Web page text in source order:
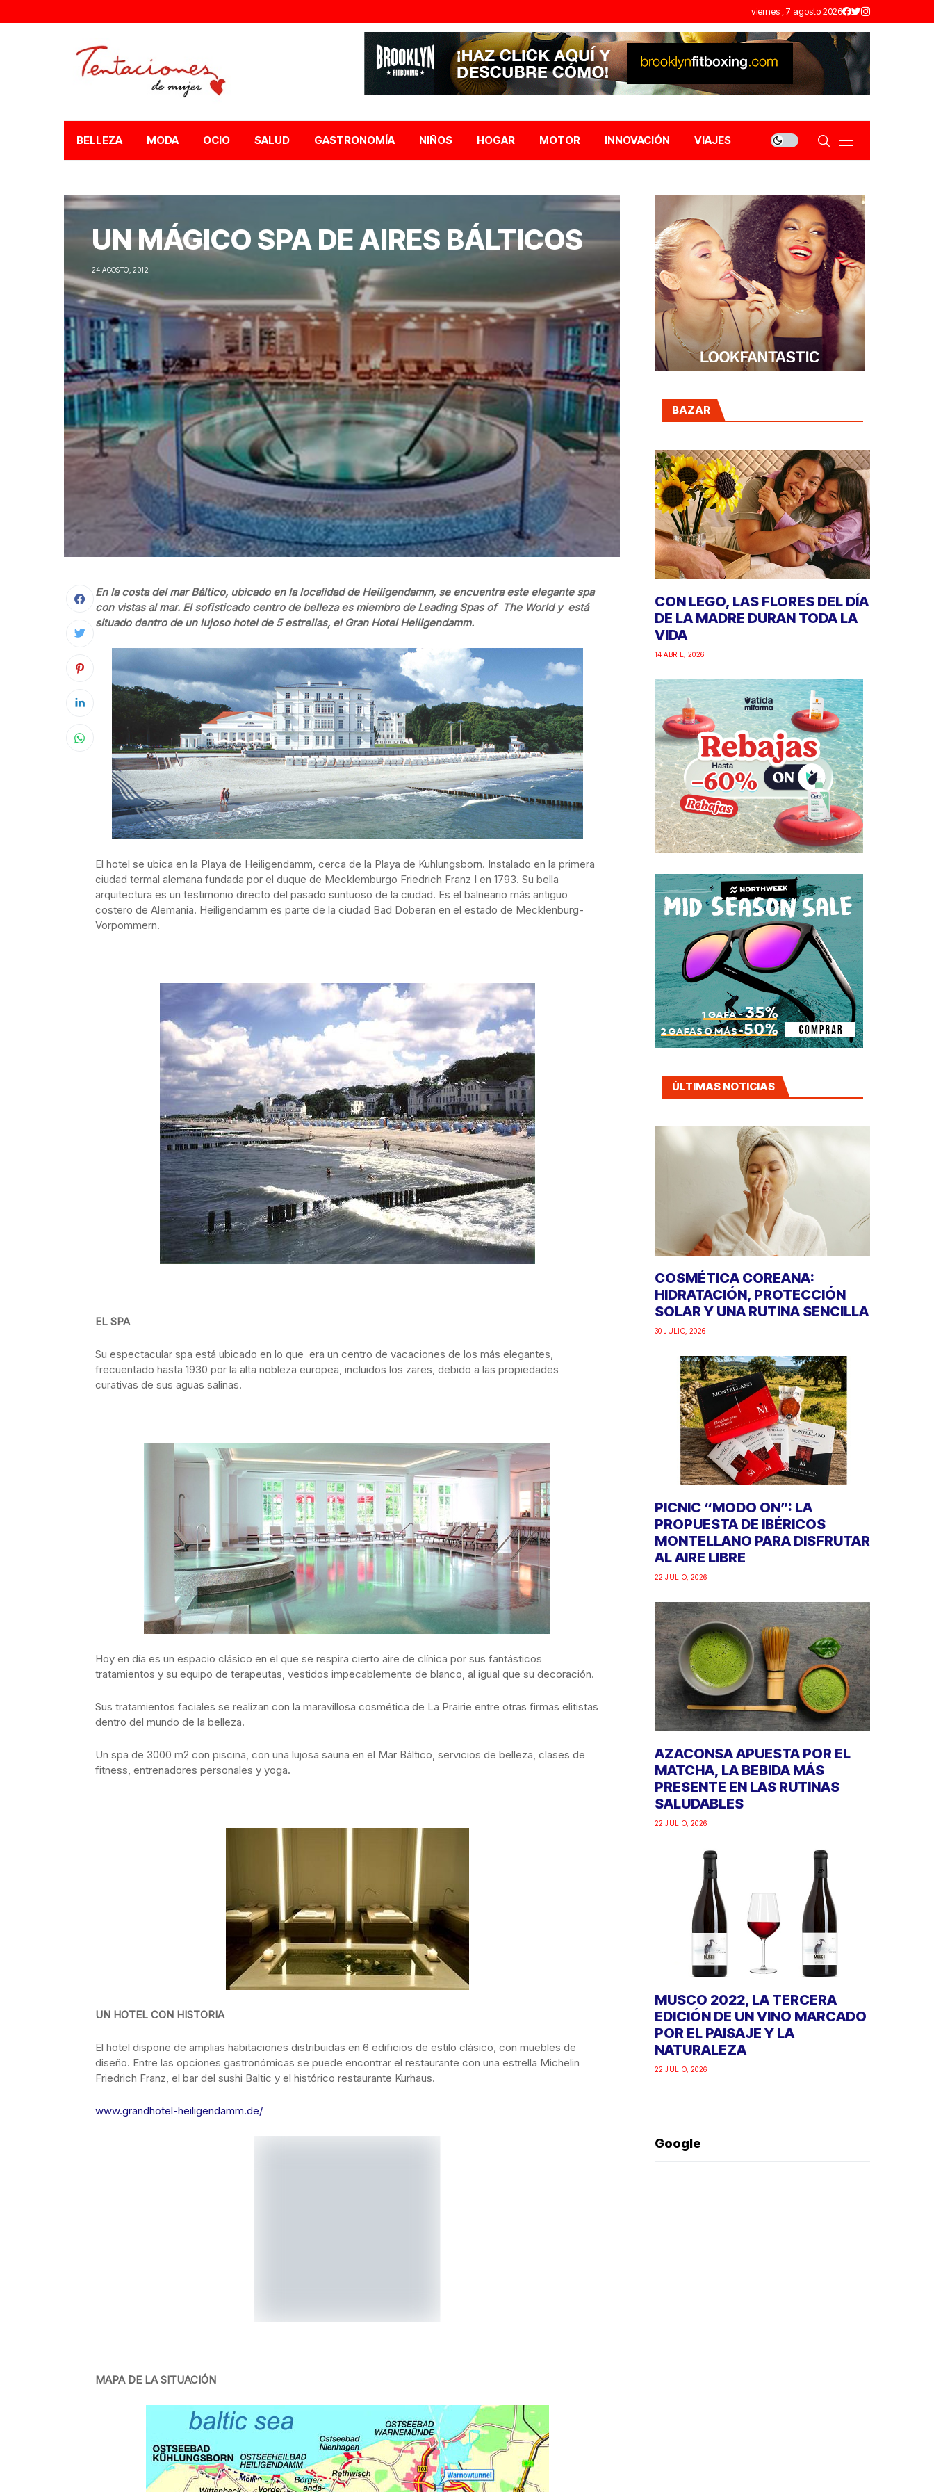
viernes , 7 agosto 2026
BELLEZA MODA OCIO SALUD GASTRONOMÍA NIÑOS HOGAR MOTOR INNOVACIÓN VIAJES
UN MÁGICO SPA DE AIRES BÁLTICOS
24 AGOSTO, 2012
En la costa del mar Báltico, ubicado en la localidad de Heiligendamm, se encuentra este elegante spa
con vistas al mar. El sofisticado centro de belleza es miembro de Leading Spas of The World y está
situado dentro de un lujoso hotel de 5 estrellas, el Gran Hotel Heiligendamm.
El hotel se ubica en la Playa de Heiligendamm, cerca de la Playa de Kuhlungsborn. Instalado en la primera
ciudad termal alemana fundada por el duque de Mecklemburgo Friedrich Franz I en 1793. Su bella
arquitectura es un testimonio directo del pasado suntuoso de la ciudad. Es el balneario más antiguo
costero de Alemania. Heiligendamm es parte de la ciudad Bad Doberan en el estado de Mecklenburg-
Vorpommern.
EL SPA
Su espectacular spa está ubicado en lo que era un centro de vacaciones de los más elegantes,
frecuentado hasta 1930 por la alta nobleza europea, incluidos los zares, debido a las propiedades
curativas de sus aguas salinas.
Hoy en día es un espacio clásico en el que se respira cierto aire de clínica por sus fantásticos
tratamientos y su equipo de terapeutas, vestidos impecablemente de blanco, al igual que su decoración.
Sus tratamientos faciales se realizan con la maravillosa cosmética de La Prairie entre otras firmas elitistas
dentro del mundo de la belleza.
Un spa de 3000 m2 con piscina, con una lujosa sauna en el Mar Báltico, servicios de belleza, clases de
fitness, entrenadores personales y yoga.
UN HOTEL CON HISTORIA
El hotel dispone de amplias habitaciones distribuidas en 6 edificios de estilo clásico, con muebles de
diseño. Entre las opciones gastronómicas se puede encontrar el restaurante con una estrella Michelin
Friedrich Franz, el bar del sushi Baltic y el histórico restaurante Kurhaus.
www.grandhotel-heiligendamm.de/
BAZAR
CON LEGO, LAS FLORES DEL DÍA
DE LA MADRE DURAN TODA LA
VIDA
14 ABRIL, 2026
ÚLTIMAS NOTICIAS
COSMÉTICA COREANA:
HIDRATACIÓN, PROTECCIÓN
SOLAR Y UNA RUTINA SENCILLA
30 JULIO, 2026
PICNIC “MODO ON”: LA
PROPUESTA DE IBÉRICOS
MONTELLANO PARA DISFRUTAR
AL AIRE LIBRE
22 JULIO, 2026
AZACONSA APUESTA POR EL
MATCHA, LA BEBIDA MÁS
PRESENTE EN LAS RUTINAS
SALUDABLES
22 JULIO, 2026
MUSCO 2022, LA TERCERA
EDICIÓN DE UN VINO MARCADO
POR EL PAISAJE Y LA
NATURALEZA
22 JULIO, 2026
Google